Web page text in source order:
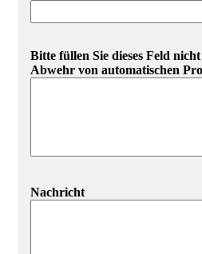
Bitte füllen Sie dieses Feld
Abwehr von automatischen
Nachricht